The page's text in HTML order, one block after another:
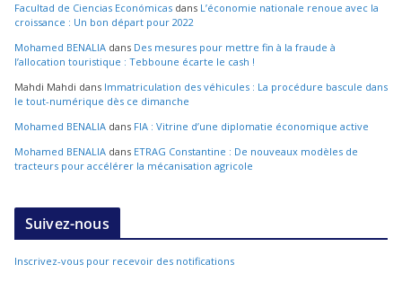
Facultad de Ciencias Económicas dans L’économie nationale renoue avec la
croissance : Un bon départ pour 2022
Mohamed BENALIA dans Des mesures pour mettre fin à la fraude à
l’allocation touristique : Tebboune écarte le cash !
Mahdi Mahdi dans Immatriculation des véhicules : La procédure bascule dans
le tout-numérique dès ce dimanche
Mohamed BENALIA dans FIA : Vitrine d’une diplomatie économique active
Mohamed BENALIA dans ETRAG Constantine : De nouveaux modèles de
tracteurs pour accélérer la mécanisation agricole
Suivez-nous
Inscrivez-vous pour recevoir des notifications